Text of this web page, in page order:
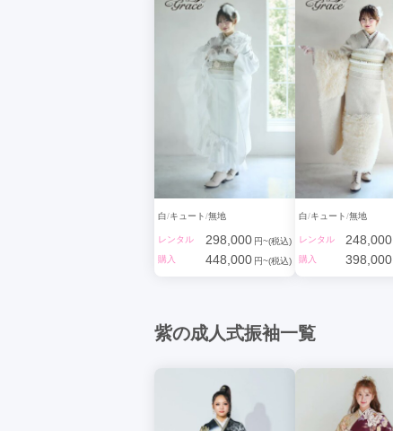
白 キュート 無地
レンタル 298,000 円~(税込)
購入
448,000 円~(税込)
白 キュート 無地
レンタル 248,000
購入
398,000
紫の成人式振袖一覧